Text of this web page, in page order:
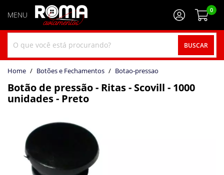
BUSCAR
0
home Botões e Fechamentos botao-pressao
Botão de pressão - Ritas - Scovill - 1000
unidades - Preto